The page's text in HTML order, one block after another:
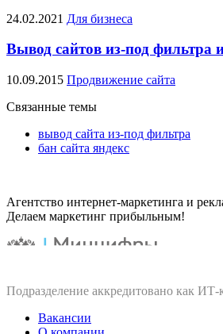
24.02.2021 Для бизнеса
Вывод сайтов из-под фильтра
10.09.2015 Продвижение сайта
Связанные темы
вывод сайта из-под фильтра
бан сайта яндекс
Агентство интернет-маркетинга и
Делаем маркетинг прибыльным!
Подразделение аккредитовано как
Вакансии